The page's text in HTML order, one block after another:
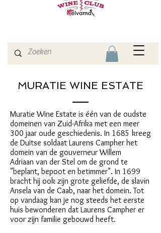
MURATIE WINE ESTATE
Muratie Wine Estate is één van de oudste
domeinen van Zuid-Afrika met een meer
300 jaar oude geschiedenis. In 1685 kreeg
de Duitse soldaat Laurens Campher het
domein van de gouverneur Willem
Adriaan van der Stel om de grond te
"beplant, bepoot en betimmer". In 1699
bracht hij ook zijn grote geliefde, de slavin
Ansela van de Caab, naar het domein. Tot
op vandaag kan je nog steeds het eerste
huis bewonderen dat Laurens Campher er
voor zijn familie gebouwd heeft.